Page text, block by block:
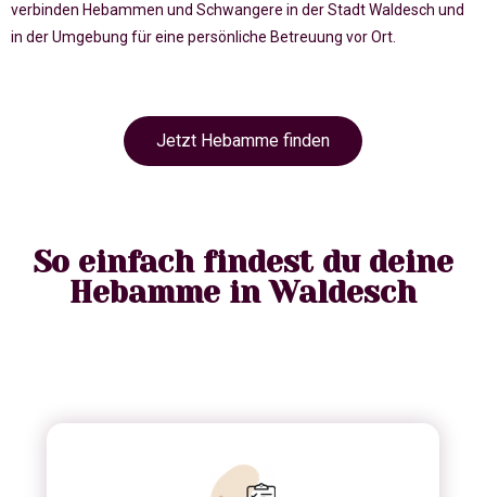
verbinden Hebammen und Schwangere in der Stadt Waldesch und
in der Umgebung für eine persönliche Betreuung vor Ort.
Jetzt Hebamme finden
So einfach findest du deine
Hebamme in Waldesch